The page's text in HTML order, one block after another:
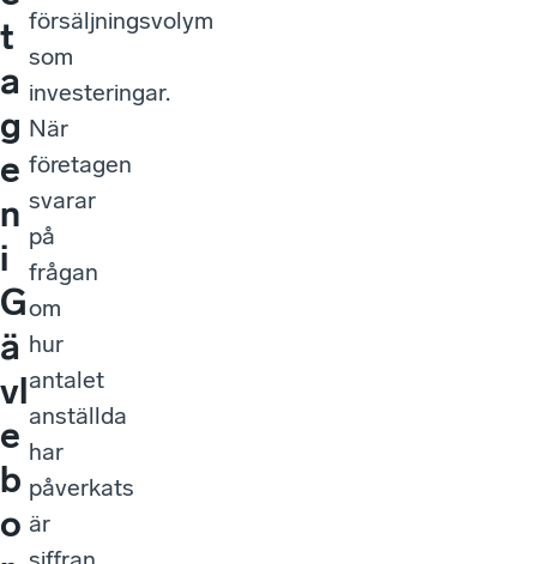
t
a
g
e
n
i
G
ä
vl
e
b
o
försäljningsvolym
som
investeringar.
När
företagen
svarar
på
frågan
om
hur
antalet
anställda
har
påverkats
är